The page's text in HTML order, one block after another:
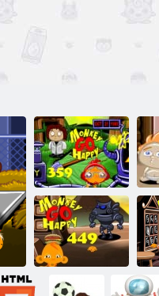
Monkey Go
Happy Stage
359